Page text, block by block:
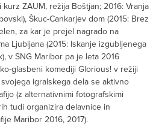
kurz ZAUM, režija Boštjan; 2016: Vranja
Škuc-Cankarjev dom (2015: Brez
za kar je prejel nagrado na
Ljubljana (2015: Iskanje izgubljenega
v SNG Maribor pa je leta 2016
glasbeni komediji Glorious! v režiji
igralskega dela se aktivno
(z alternativnimi fotografskimi
tudi organizira delavnice in
Maribor 2016, 2017).